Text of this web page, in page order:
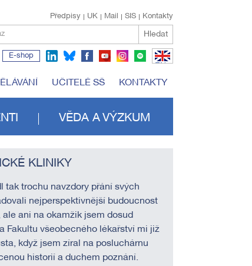
Kontakty
SIS
Mail
UK
Předpisy
Hledat
E-shop
EN
UČITELÉ SŠ KONTAKTY
VĚDA A VÝZKUM
KLINIKY
tak trochu navzdory přání svých
nejperspektivnější budoucnost
ani na okamžik jsem dosud
Fakultu všeobecného lékařství mi již
když jsem zíral na posluchárnu
historií a duchem poznání.